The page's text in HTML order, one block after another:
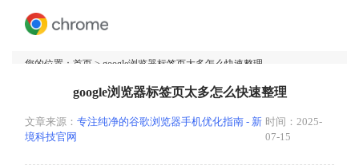
您的位置： 首页 > google浏览器标签页太多怎么快速整理
google浏览器标签页太多怎么快速整理
文章来源： 专注纯净的谷歌浏览器手机优化指南 - 新
境科技官网
时间：2025-
07-15